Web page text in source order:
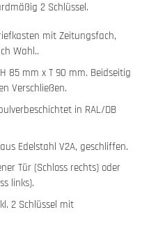
2 Schlüssel.
mit Zeitungsfach,
Wahl..
85 mm x T 90 mm. Beidseitig
Verschließen.
in RAL/DB
Edelstahl V2A, geschliffen.
Tür (Schloss rechts) oder
links).
2 Schlüssel mit